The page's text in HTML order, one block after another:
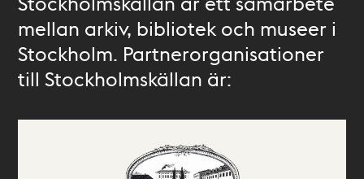
mellan arkiv, bibliotek och museer i
Stockholm. Partnerorganisationer
till Stockholmskällan är: